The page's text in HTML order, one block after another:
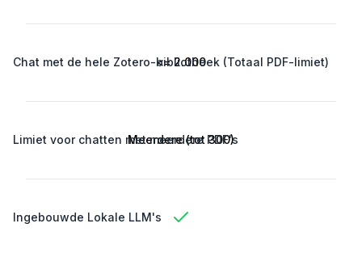
Chat met de hele Zotero-bibliotheek (Totaal PDF-limiet)
<= 2.000
Limiet voor chatten met meerdere PDF's
Meerdere (tot 300)
Ingebouwde Lokale LLM's